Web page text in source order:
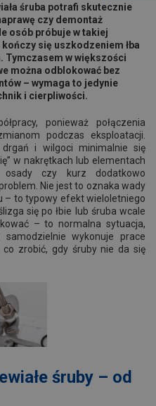
śruba potrafi skutecznie
czy demontaż
osób próbuje w takiej
się uszkodzeniem łba
Tymczasem w większości
można odblokować bez
– wymaga to jedynie
i cierpliwości.
ponieważ połączenia
podczas eksploatacji.
i wilgoci minimalnie się
w nakrętkach lub elementach
osady czy kurz dodatkowo
Nie jest to oznaka wady
– to typowy efekt wieloletniego
się po łbie lub śruba wcale
– to normalna sytuacja,
wykonuje prace
zrobić, gdy śruby nie da się
śruby – od